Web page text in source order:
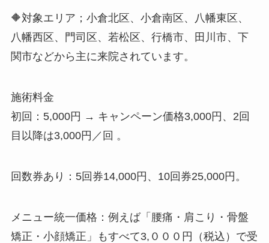
🔶対象エリア；小倉北区、小倉南区、八幡東区、
八幡西区、門司区、若松区、行橋市、田川市、下
関市などから主に来院されています。
施術料金
初回：5,000円 → キャンペーン価格3,000円、2回
目以降は3,000円／回 。
回数券あり：5回券14,000円、10回券25,000円。
メニュー統一価格：例えば「腰痛・肩こり・骨盤
矯正・小顔矯正」もすべて3,０００円（税込）で受